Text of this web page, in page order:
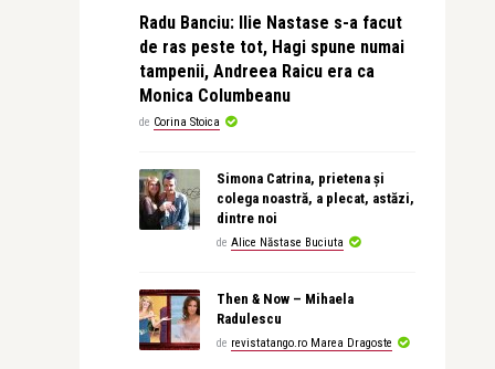
Radu Banciu: Ilie Nastase s-a facut
de ras peste tot, Hagi spune numai
tampenii, Andreea Raicu era ca
Monica Columbeanu
de Corina Stoica
Simona Catrina, prietena și
colega noastră, a plecat, astăzi,
dintre noi
de Alice Năstase Buciuta
Then & Now – Mihaela
Radulescu
de revistatango.ro Marea Dragoste